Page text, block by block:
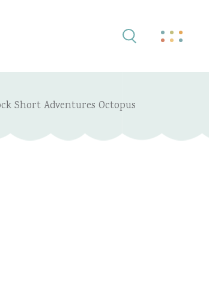
Short Adventures Octopus